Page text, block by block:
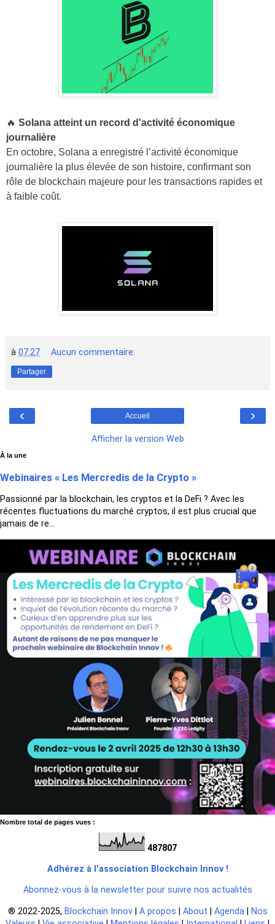
🔥 Solana atteint un record d'activité économique
journalière
En octobre, Solana a enregistré l’activité économique
journalière la plus élevée de son histoire, confirmant son
rôle de blockchain majeure pour les transactions rapides et
à faible coût.
à 07:27 Aucun commentaire:
Partager
‹ ›
Accueil
Afficher la version Web
À la une
Webinaires « Les Mercredis de la Crypto »
Passionné par la blockchain, les cryptos et la DeFi ? Avec les
récentes fluctuations du marché cryptos, il est plus crucial que
jamais de re...
Nombre total de pages vues :
487807
Adhérez à l'association Blockchain Innov !
Abonnez-vous à la newsletter pour suivre nos actualités
®️ 2022-2025, Blockchain Innov A propos About Agenda
Nos